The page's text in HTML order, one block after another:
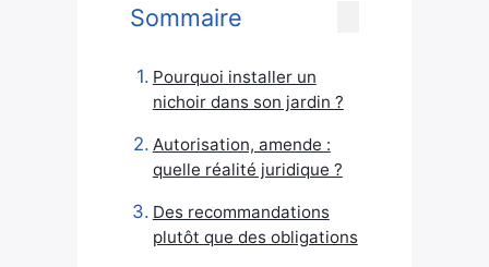
Sommaire
Pourquoi installer un
nichoir dans son jardin ?
Autorisation, amende :
quelle réalité juridique ?
Des recommandations
plutôt que des obligations